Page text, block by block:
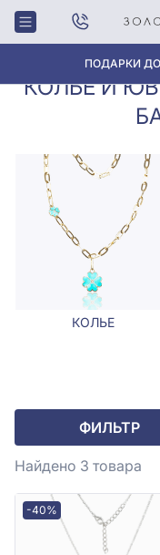
ПОДАРКИ ДО
Главная
Колье,
шнурки
КОЛЬЕ И
КОЛЬЕ
ФИЛЬТР
Найдено 3 товара
-40%